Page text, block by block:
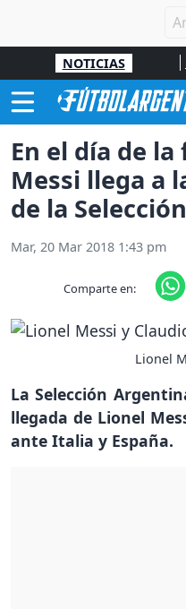
NOTICIAS
En el día de
Messi llega a
de la
Mar, 20 Mar 2018 1:43 pm
Comparte en:
Lionel
La Selección
llegada de Lionel
ante Italia y España.